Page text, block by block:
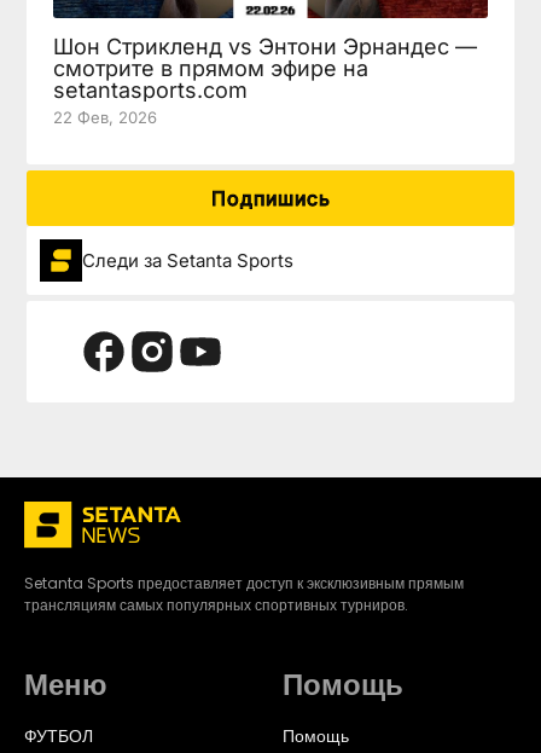
Шон Стрикленд vs Энтони Эрнандес —
смотрите в прямом эфире на
setantasports.com
22 Фев, 2026
Подпишись
Следи за Setanta Sports
Setanta Sports предоставляет доступ к эксклюзивным прямым
трансляциям самых популярных спортивных турниров.
Меню
ФУТБОЛ
Помощь
Помощь